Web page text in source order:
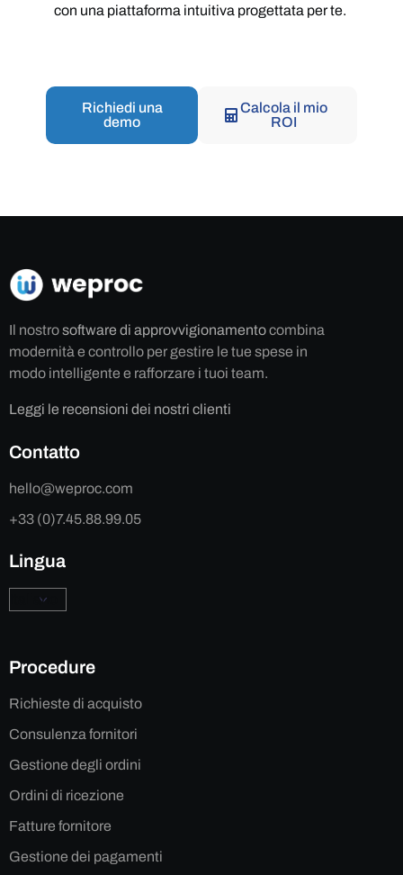
con una piattaforma intuitiva progettata per te.
Richiedi una
demo
Calcola il mio
ROI
Il nostrosoftware di approvvigionamentocombina
modernità e controllo per gestire le tue spese in
modo intelligente e rafforzare i tuoi team.
Leggi le recensioni dei nostri clienti
Contatto
hello@weproc.com
+33 (0)7.45.88.99.05
Lingua
Procedure
Richieste di acquisto
Consulenza fornitori
Gestione degli ordini
Ordini di ricezione
Fatture fornitore
Gestione dei pagamenti